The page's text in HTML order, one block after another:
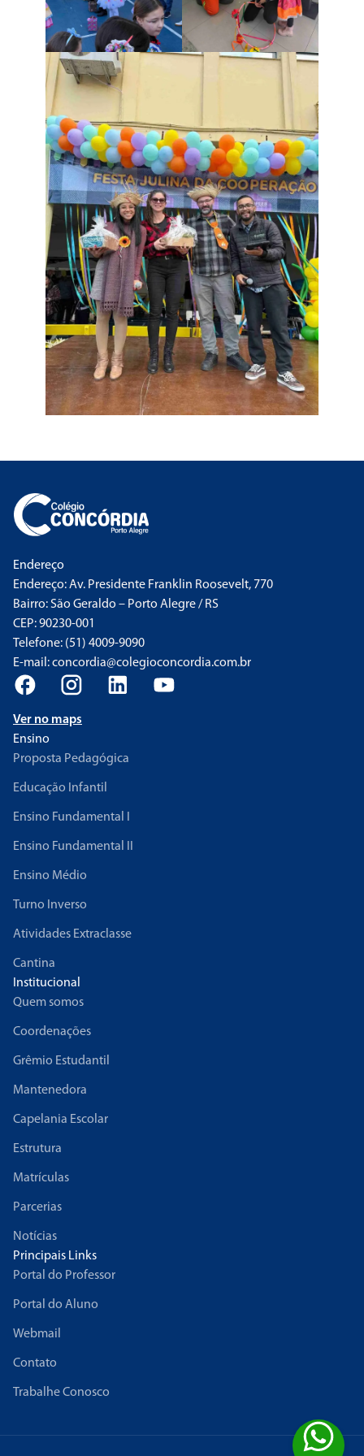
Endereço
Endereço: Av. Presidente Franklin Roosevelt, 770
Bairro: São Geraldo – Porto Alegre / RS
CEP: 90230-001
Telefone: (51) 4009-9090
E-mail: concordia@colegioconcordia.com.br
Ver no maps
Ensino
Proposta Pedagógica
Educação Infantil
Ensino Fundamental I
Ensino Fundamental II
Ensino Médio
Turno Inverso
Atividades Extraclasse
Cantina
Institucional
Quem somos
Coordenações
Grêmio Estudantil
Mantenedora
Capelania Escolar
Estrutura
Matrículas
Parcerias
Notícias
Principais Links
Portal do Professor
Portal do Aluno
Webmail
Contato
Trabalhe Conosco